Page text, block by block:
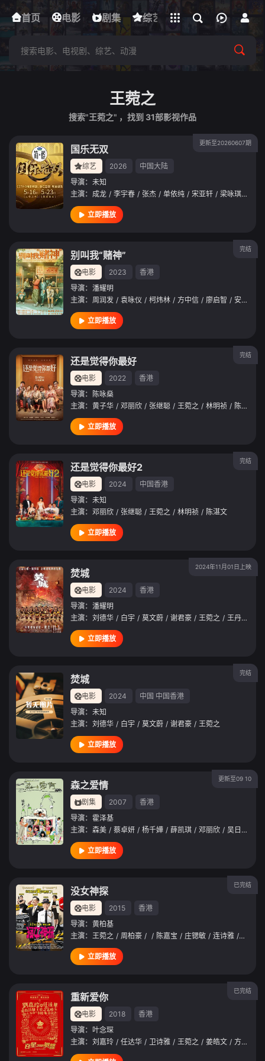
首页 电影 剧集 综艺 动漫 短剧
下载客户端
立即登录
王菀之
搜索"王菀之" ，找到 31部影视作品
更新至20260607期
国乐无双
综艺 2026
中国大陆
导演： 未知
主演： 成龙 / 李宇春 / 张杰 / 单依纯 / 宋亚轩 / 梁咏琪 /
立即播放
完结
别叫我“赌神”
电影 2023
香港
导演： 潘耀明
主演： 周润发 / 袁咏仪 / 柯炜林 / 方中信 / 廖启智 / 安志杰
立即播放
完结
还是觉得你最好
电影 2022
香港
导演：
陈咏燊
主演： 黄子华 / 邓丽欣 / 张继聪 / 王菀之 / 林明祯 / 陈湛文
立即播放
完结
还是觉得你最好2
电影 2024
中国香港
导演： 未知
主演： 邓丽欣 / 张继聪 / 王菀之 / 林明祯 / 陈湛文
立即播放
2024年11月01日上映
焚城
电影 2024
香港
导演： 潘耀明
主演： 刘德华 / 白宇 / 莫文蔚 / 谢君豪 / 王菀之 / 王丹妮
立即播放
完结
焚城
电影 2024 中国 中国香港
导演： 未知
主演： 刘德华 / 白宇 / 莫文蔚 / 谢君豪 / 王菀之
立即播放
更新至09 10
森之爱情
剧集 2007
香港
导演： 霍泽基
主演： 森美 / 蔡卓妍 / 杨千嬅 / 薛凯琪 / 邓丽欣 / 吴日言
立即播放
已完结
没女神探
电影 2015
香港
导演： 黄柏基
主演： 王菀之 / 周柏豪 / / 陈嘉宝 / 庄锶敏 / 连诗雅 / 李静仪
立即播放
已完结
重新爱你
电影 2018
香港
导演： 叶念琛
主演： 刘嘉玲 / 任达华 / 卫诗雅 / 王菀之 / 姜皓文 / 方力申